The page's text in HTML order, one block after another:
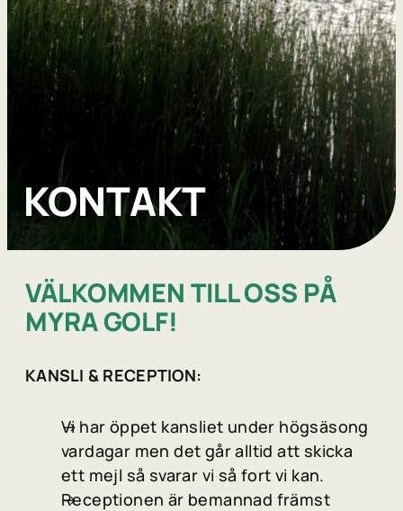
KONTAKT
VÄLKOMMEN TILL OSS PÅ
MYRA GOLF!
KANSLI & RECEPTION:
Vi har öppet kansliet under högsäsong
vardagar men det går alltid att skicka
ett mejl så svarar vi så fort vi kan.
Receptionen är bemannad främst